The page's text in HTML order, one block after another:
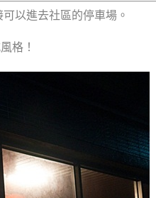
以進去社區的停車場。
格！